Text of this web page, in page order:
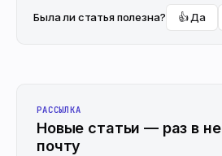
Была ли статья полезна? 👍 Да
РАССЫЛКА
Новые статьи — раз в
почту